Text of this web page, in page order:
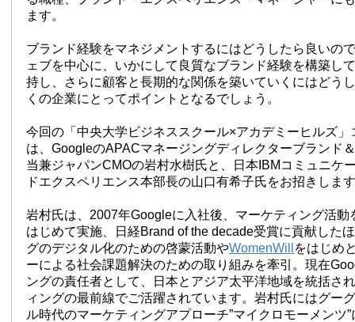
ます。
ブランド経験をマネジメントするにはどうしたら良いの
ェブを中心に、いかにして良質なブランド経験を構築し
持し、さらに顧客と長期的な関係を築いていくにはどう
くの企業にとってポイントとなるでしょう。
今回の「中央大学ビジネススクール×アカデミーヒルズ」
は、GoogleのAPACマネージングディレクターブランド
当兼ジャパンCMOの岩村水樹氏と、日本IBMコミュニケ
ドエクスペリエンス本部長の山口有希子氏をお招きしま
岩村氏は、2007年Googleに入社後、マーケティング活動
はじめて実施、日経Brand of the decade受賞に貢献した
グのデジタル化のための啓蒙活動やWomenWill
をはじめ
ーによる社会課題解決のための取り組みを牽引。現在
ングの責任者として、日本とアジア太平洋地域を統括さ
ィングの最前線でご活躍されています。岩村氏にはグー
ル時代のマーケティングアプローチ”マイクロモーメンツ